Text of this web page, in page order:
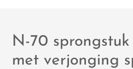
N-70
met verjonging